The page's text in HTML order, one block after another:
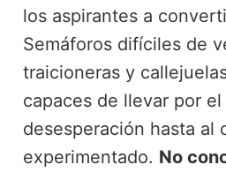
los aspirantes a
Semáforos difíciles de
traicioneras y
capaces de llevar por
desesperación hasta al
experimentado. No